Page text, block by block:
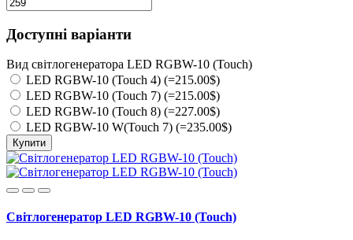
Доступні варіанти
Вид світлогенератора LED RGBW-10 (Touch)
LED RGBW-10 (Touch 4) (=215.00$)
LED RGBW-10 (Touch 7) (=215.00$)
LED RGBW-10 (Touch 8) (=227.00$)
LED RGBW-10 W(Touch 7) (=235.00$)
Купити
Світлогенератор LED RGBW-10 (Touch)